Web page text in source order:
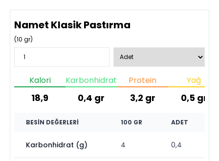
Namet Klasik Pastırma
(10 gr)
Kalori
18,9
Karbonhidrat
0,4 gr
Protein
3,2 gr
Yağ
0,5gr
BESIN DEĞERLERI 100 GR ADET
Karbonhidrat (g) 4 0,4